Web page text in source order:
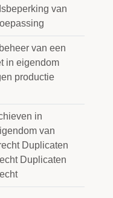
van
van een
in eigendom
productie
in
van
Duplicaten
Duplicaten